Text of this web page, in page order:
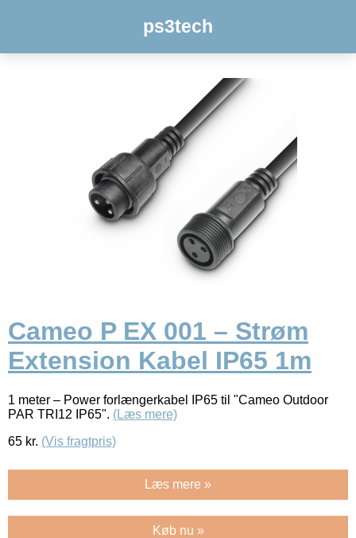
ps3tech
Cameo P EX 001 – Strøm
Extension Kabel IP65 1m
1 meter – Power forlængerkabel IP65 til "Cameo Outdoor
PAR TRI12 IP65". (Læs mere)
65 kr. (Vis fragtpris)
Læs mere »
Køb nu »